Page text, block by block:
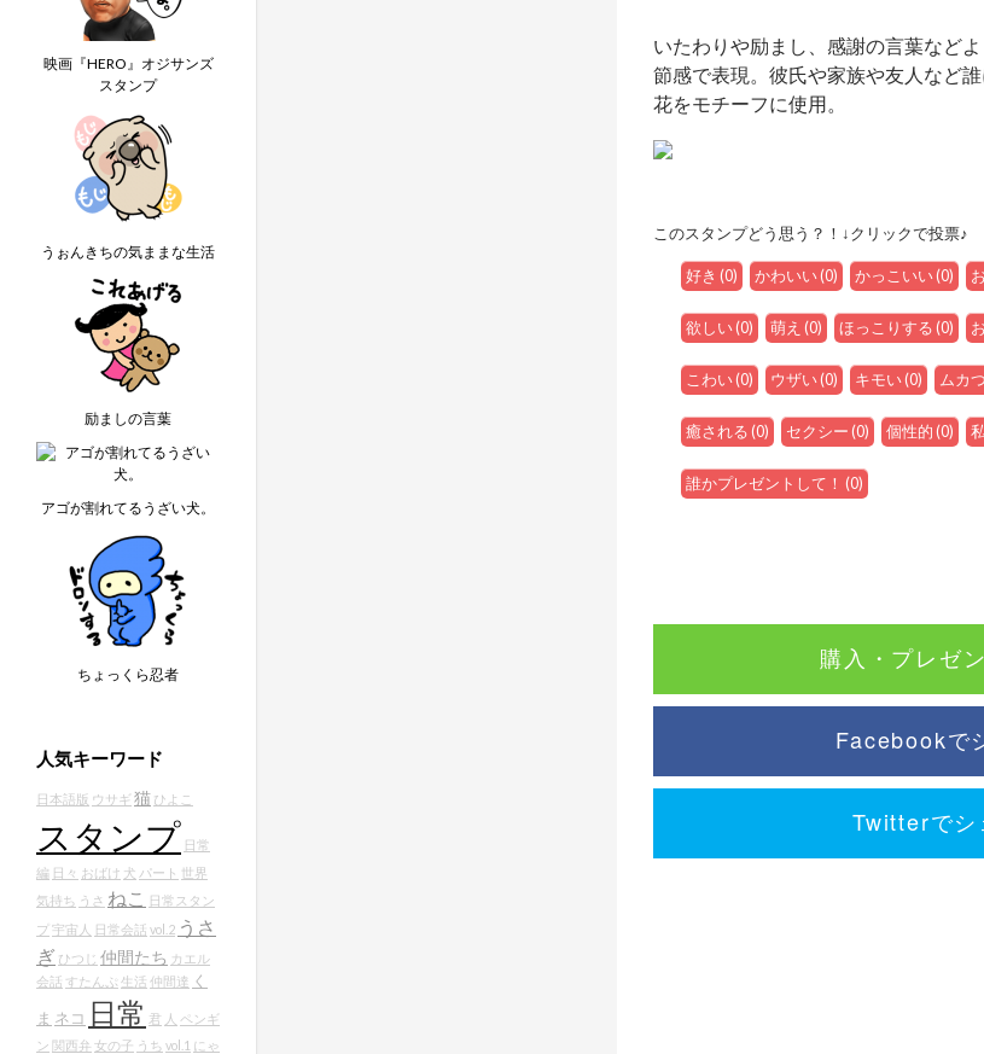
いたわりや励まし、感謝の言葉など
節感で表現。彼氏や家族や友人など
花をモチーフに使用。
このスタンプどう思う？！↓クリックで投票♪
好き (0) かわいい(0) かっこいい(0)
欲しい(0) 萌え (0) ほっこりする(0)
こわい(0) ウザい(0) キモい(0) ムカ
癒される(0) セクシー(0) 個性的(0)
誰かプレゼントして！ (0)
購入・プレゼ
Facebookで
Twitterでシ
映画『HERO』オジサンズ
スタンプ
うぉんきちの気ままな生活
励ましの言葉
アゴが割れてるうざい犬。
ちょっくら忍者
人気キーワード
日本語版 ウサギ 猫 ひよこ
スタンプ 日常
編 日々 おばけ 犬 パート 世界
気持ち うさ ねこ
日常スタン
プ 宇宙人 日常会話 vol.2 うさ
ぎ ひつじ 仲間たち カエル
会話 すたんぷ 生活 仲間達 く
ま ネコ 日常 君 人 ペンギ
ン 関西弁 女の子 うち vol.1 にゃ